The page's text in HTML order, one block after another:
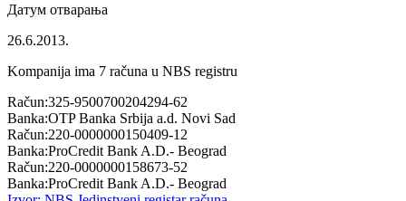
Датум отварања
26.6.2013.
Kompanija ima 7 računa u NBS registru
Račun:325-9500700204294-62
Banka:OTP Banka Srbija a.d. Novi Sad
Račun:220-0000000150409-12
Banka:ProCredit Bank A.D.- Beograd
Račun:220-0000000158673-52
Banka:ProCredit Bank A.D.- Beograd